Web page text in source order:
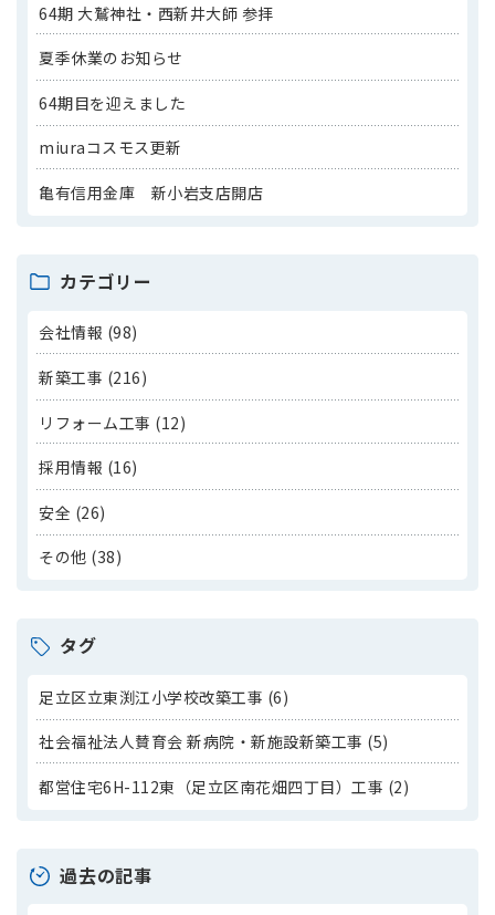
64期 大鷲神社・西新井大師 参拝
夏季休業のお知らせ
64期目を迎えました
miuraコスモス更新
亀有信用金庫 新小岩支店開店
カテゴリー
会社情報 (98)
新築工事 (216)
リフォーム工事 (12)
採用情報 (16)
安全 (26)
その他 (38)
タグ
足立区立東渕江小学校改築工事 (6)
社会福祉法人賛育会 新病院・新施設新築工事 (5)
都営住宅6H-112東（足立区南花畑四丁目）工事 (2)
過去の記事